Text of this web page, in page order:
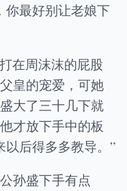
你最好别让老娘下
在周沫沫的屁股
皇的宠爱，可她
大了三十几下就
才放下手中的板
以后得多多教导。”
孙盛下手有点